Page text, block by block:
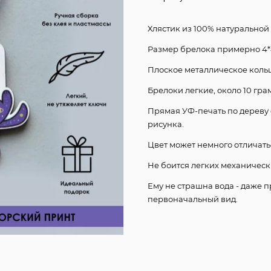
Хлястик из 100%
Размер брелока примерно
Плоское металлическое
Брелоки легкие, около 10
Прямая УФ-печать по дереву
рисунка.
Цвет может немного
Не боится легких
Ему не страшна вода - даже
первоначальный вид.